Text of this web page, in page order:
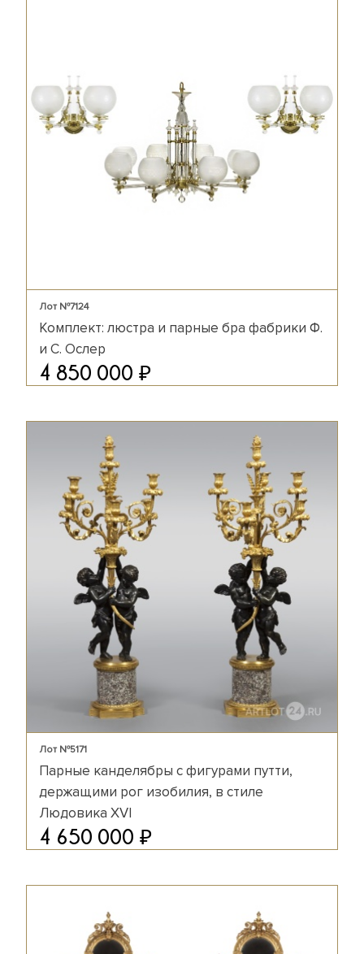
Лот №7124
Комплект: люстра и парные бра фабрики Ф.
и С. Ослер
4 850 000 ₽
Лот №5171
Парные канделябры с фигурами путти,
держащими рог изобилия, в стиле
Людовика XVI
4 650 000 ₽